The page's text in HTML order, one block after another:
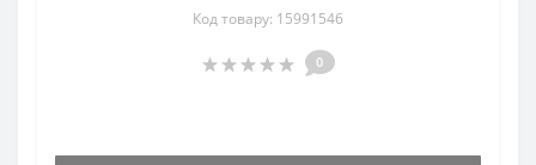
Код товару: 15991546
0